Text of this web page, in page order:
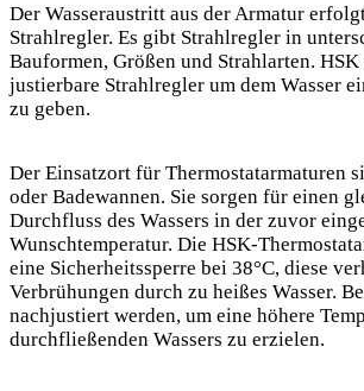
Der Wasseraustritt aus der Armatur
Strahlregler. Es gibt Strahlregler in
Bauformen, Größen und Strahlarten.
justierbare Strahlregler um dem Wasser
zu geben.
Der Einsatzort für Thermostatarmaturen
oder Badewannen. Sie sorgen für einen
Durchfluss des Wassers in der zuvor
Wunschtemperatur. Die HSK-
eine Sicherheitssperre bei 38°C, diese
Verbrühungen durch zu heißes Wasser.
nachjustiert werden, um eine höhere
durchfließenden Wassers zu erzielen.